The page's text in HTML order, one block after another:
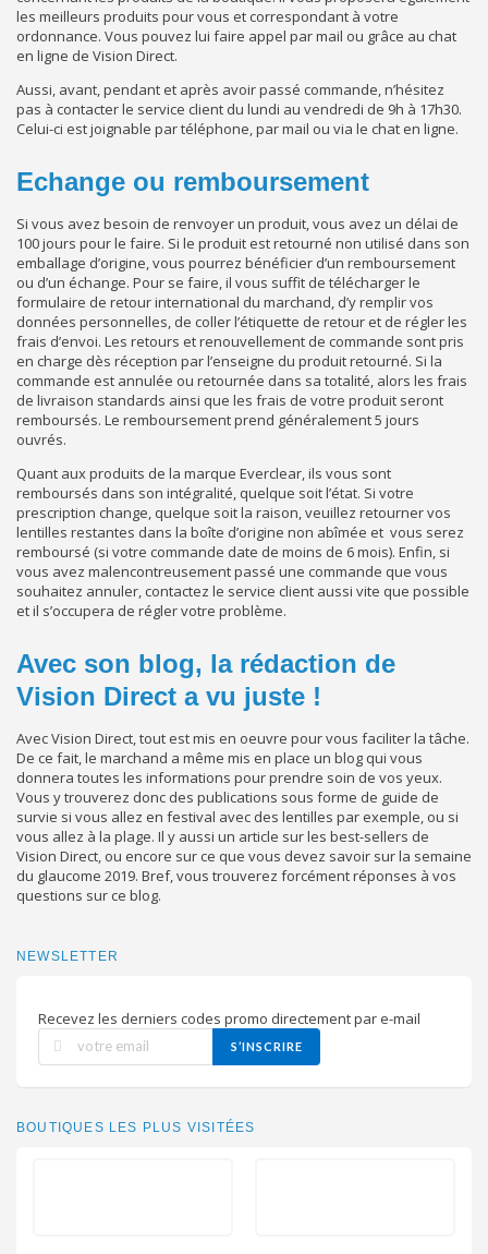
les meilleurs produits pour vous et correspondant à votre
ordonnance. Vous pouvez lui faire appel par mail ou grâce au chat
en ligne de Vision Direct.
Aussi, avant, pendant et après avoir passé commande, n’hésitez
pas à contacter le service client du lundi au vendredi de 9h à 17h30.
Celui-ci est joignable par téléphone, par mail ou via le chat en ligne.
Echange ou remboursement
Si vous avez besoin de renvoyer un produit, vous avez un délai de
100 jours pour le faire. Si le produit est retourné non utilisé dans son
emballage d’origine, vous pourrez bénéficier d’un remboursement
ou d’un échange. Pour se faire, il vous suffit de télécharger le
formulaire de retour international du marchand, d’y remplir vos
données personnelles, de coller l’étiquette de retour et de régler les
frais d’envoi. Les retours et renouvellement de commande sont pris
en charge dès réception par l’enseigne du produit retourné. Si la
commande est annulée ou retournée dans sa totalité, alors les frais
de livraison standards ainsi que les frais de votre produit seront
remboursés. Le remboursement prend généralement 5 jours
ouvrés.
Quant aux produits de la marque Everclear, ils vous sont
remboursés dans son intégralité, quelque soit l’état. Si votre
prescription change, quelque soit la raison, veuillez retourner vos
lentilles restantes dans la boîte d’origine non abîmée et vous serez
remboursé (si votre commande date de moins de 6 mois). Enfin, si
vous avez malencontreusement passé une commande que vous
souhaitez annuler, contactez le service client aussi vite que possible
et il s’occupera de régler votre problème.
Avec son blog, la rédaction de
Vision Direct a vu juste !
Avec Vision Direct, tout est mis en oeuvre pour vous faciliter la tâche.
De ce fait, le marchand a même mis en place un blog qui vous
donnera toutes les informations pour prendre soin de vos yeux.
Vous y trouverez donc des publications sous forme de guide de
survie si vous allez en festival avec des lentilles par exemple, ou si
vous allez à la plage. Il y aussi un article sur les best-sellers de
Vision Direct, ou encore sur ce que vous devez savoir sur la semaine
du glaucome 2019. Bref, vous trouverez forcément réponses à vos
questions sur ce blog.
NEWSLETTER
Recevez les derniers codes promo directement par e-mail
S’INSCRIRE
BOUTIQUES LES PLUS VISITÉES